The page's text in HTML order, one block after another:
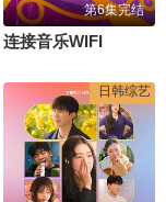
第6集完结
连接音乐WIFI
日韩综艺